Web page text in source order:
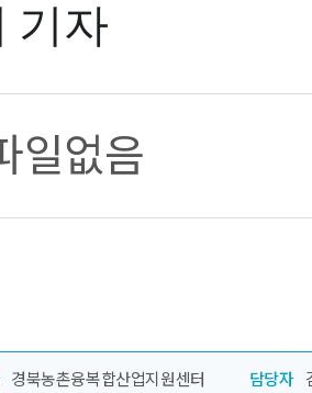
기자
일없음
경북농촌융복합산업지원센터 담당자